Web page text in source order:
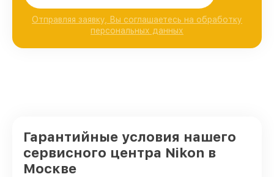
Отправляя заявку, Вы соглашаетесь на обработку
персональных данных
Гарантийные условия нашего
сервисного центра Nikon в
Москве